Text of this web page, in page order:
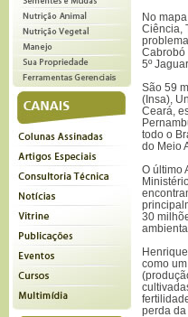
No
Ciência,
Cabrobó
5º
São 59
(Insa),
Ceará,
todo o
do Meio
O último
30
como
perda da